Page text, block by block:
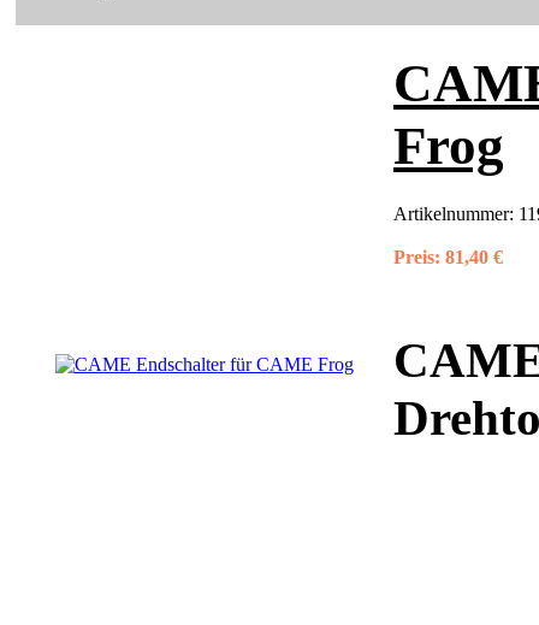
Frog
Artikelnummer:
Preis: 81,40 €